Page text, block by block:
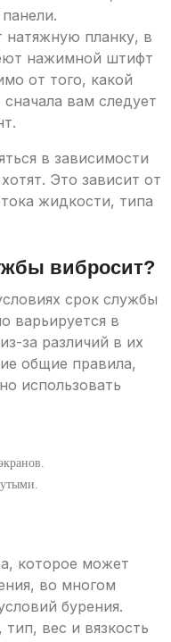
планку, в
нажимной штифт
от того, какой
вам следует
в зависимости
Это зависит от
жидкости, типа
вибросит?
срок службы
варьируется в
за различий в их
общие правила,
использовать
которое может
во многом
бурения.
вес и вязкость